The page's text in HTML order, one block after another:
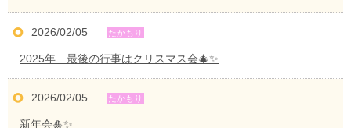
2026/02/05
2025年 最後の行事はクリスマス会🎄✨
2026/02/05
新年会🎍✨